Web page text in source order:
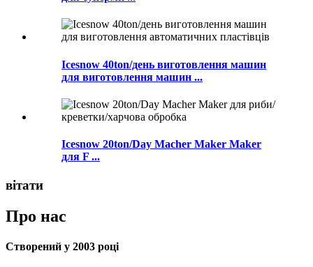
Icesnow 40ton/день виготовлення машин
для виготовлення машин ...
Icesnow 20ton/Day Macher Maker Maker
для F ...
вітати
Про нас
Створений у 2003 році